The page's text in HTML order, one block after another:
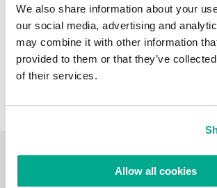
We also share information about your
our social media, advertising and
may combine it with other information
provided to them or that they’ve
of their services.
Allow all cookies
CARNET DE VOYAGE VIDÉO